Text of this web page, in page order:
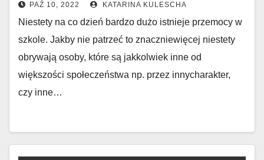
PAŹ 10, 2022 KATARINA KULESCHA
Niestety na co dzień bardzo dużo istnieje przemocy w
szkole. Jakby nie patrzeć to znaczniewięcej niestety
obrywają osoby, które są jakkolwiek inne od
większości społeczeństwa np. przez innycharakter,
czy inne…